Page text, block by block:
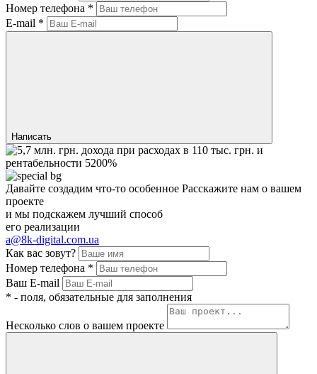
Номер телефона *
E-mail *
Написать
Давайте создадим что-то особенное Расскажите нам о вашем
проекте
и мы подскажем лучший способ
его реализации
a@8k-digital.com.ua
Как вас зовут?
Номер телефона *
Ваш E-mail
* - поля, обязательные для заполнения
Несколько слов о вашем проекте